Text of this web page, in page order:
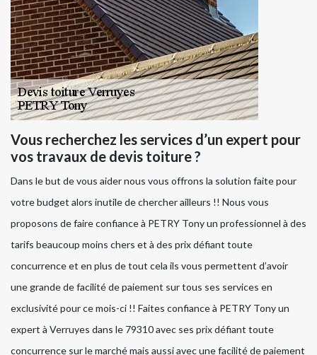
Vous recherchez les services d’un expert pour
vos travaux de devis toiture ?
Dans le but de vous aider nous vous offrons la solution faite pour
votre budget alors inutile de chercher ailleurs !! Nous vous
proposons de faire confiance à PETRY Tony un professionnel à des
tarifs beaucoup moins chers et à des prix défiant toute
concurrence et en plus de tout cela ils vous permettent d’avoir
une grande de facilité de paiement sur tous ses services en
exclusivité pour ce mois-ci !! Faites confiance à PETRY Tony un
expert à Verruyes dans le 79310 avec ses prix défiant toute
concurrence sur le marché mais aussi avec une facilité de paiement